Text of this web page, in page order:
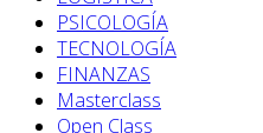
PSICOLOGÍA
TECNOLOGÍA
FINANZAS
Masterclass
Open Class